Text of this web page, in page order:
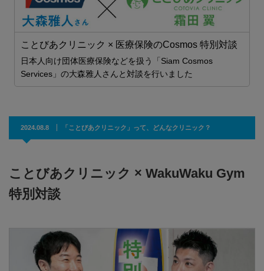
ことびあクリニック × 医療保険のCosmos 特別対談
日本人向け団体医療保険などを扱う「Siam Cosmos
Services」の大森雅人さんと対談を行いました
2024.08.8 「ことびあクリニック」って、どんなクリニック？
ことびあクリニック × WakuWaku Gym
特別対談